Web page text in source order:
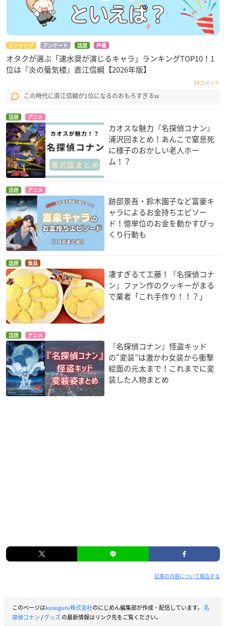
ランキング アンケート 話題 声優
オタクが選ぶ「速水奨が演じるキャラ」ランキングTOP10！1
位は『炎の蜃気楼』直江信綱【2026年版】
14コメント
この時代に直江信綱が1位になるのおもろすぎるw
話題 アニメ
カオスな魅力『名探偵コナン』
浦沢回まとめ！あんこで窒息死
に様子のおかしい老人ホー
ム！？
話題 アニメ
跡部景吾・鈴木園子など富豪キ
ャラによるお金持ちエピソー
ド！億単位のお金を動かすびっ
くり行動も
話題 食品
凄すぎるて工藤！『名探偵コナ
ン』ファン作のクッキーがまる
で業者「これ手作り！！？」
話題 アニメ
『名探偵コナン』怪盗キッド
の“変装”は激かわ女装から衝撃
絵面の元太まで！これまでに変
装した人物まとめ
記事の内容について報告する
このページはkusuguru株式会社のにじめん編集部が作成・配信しています。 名
探偵コナン/グッズの最新情報はリンク先をご覧ください。